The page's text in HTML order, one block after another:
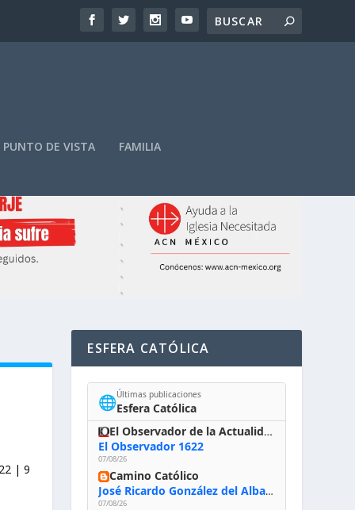
PUNTO DE VISTA FAMILIA
| 9
ESFERA CATÓLICA
🌐Últimas publicaciones
Esfera Católica
El Observador de la Actualidad
El Observador 1622
07/08/26
Camino Católico
José Ricardo González del Alba, artista sacro: «Yo oro, hablo con Dios, le pido al Espíritu Santo su inspiración y siempre pinto rezando el rosario para que sea Él quien actúe a través de mis manos»
07/08/26